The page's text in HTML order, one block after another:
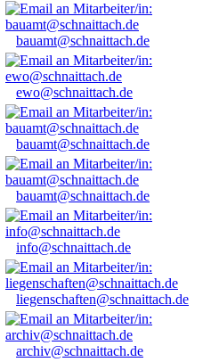
bauamt@schnaittach.de
ewo@schnaittach.de
bauamt@schnaittach.de
bauamt@schnaittach.de
info@schnaittach.de
liegenschaften@schnaittach.de
archiv@schnaittach.de